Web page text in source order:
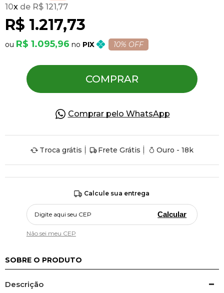
R$ 1.217,73
10x R$ 121,77
R$ 1.095,96 PIX 10% OFF
COMPRAR
Comprar pelo WhatsApp
Troca grátis Frete Grátis Ouro - 18k
Calcule sua entrega
Calcular
Não sei meu CEP
SOBRE O PRODUTO
Descrição
Pulseiras
Piercing
Pedras Preciosas